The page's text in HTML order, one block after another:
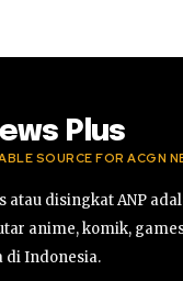
Plus
SOURCE FOR ACGN
atau disingkat ANP
anime, komik,
di Indonesia.